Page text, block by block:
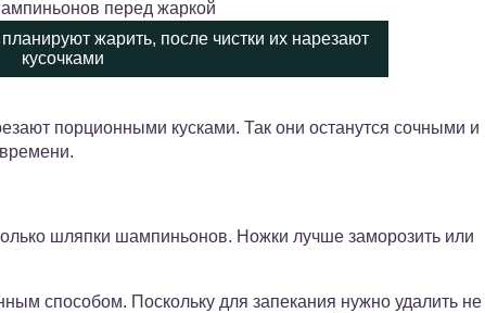
жарить, после чистки их нарезают
кусочками
порционными кусками. Так они останутся сочными и
шляпки шампиньонов. Ножки лучше заморозить или
способом. Поскольку для запекания нужно удалить не